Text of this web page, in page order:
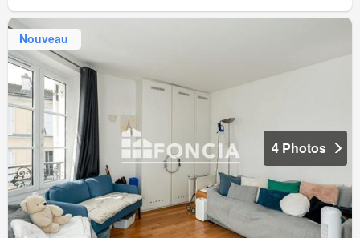
Nouveau
4 Photos